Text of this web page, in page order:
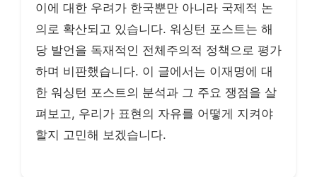
이에 대한 우려가 한국뿐만 아니라 국제적 논
의로 확산되고 있습니다. 워싱턴 포스트는 해
당 발언을 독재적인 전체주의적 정책으로 평가
하며 비판했습니다. 이 글에서는 이재명에 대
한 워싱턴 포스트의 분석과 그 주요 쟁점을 살
펴보고, 우리가 표현의 자유를 어떻게 지켜야
할지 고민해 보겠습니다.